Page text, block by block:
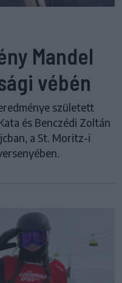
Mandel
vébén
született
és Benczédi Zoltán
a St. Moritz-i